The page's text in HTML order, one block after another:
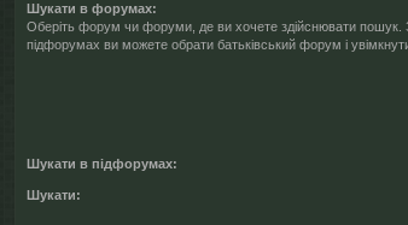
Шукати в форумах:
Оберіть форум чи форуми, де ви хочете здійснювати пошук.
підфорумах ви можете обрати батьківський форум і
Шукати в підфорумах:
Шукати: